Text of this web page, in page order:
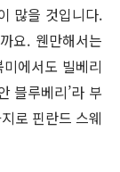
많을 것입니다.
요. 웬만해서는
에서도 빌베리
블루베리’라 부
로 핀란드 스웨